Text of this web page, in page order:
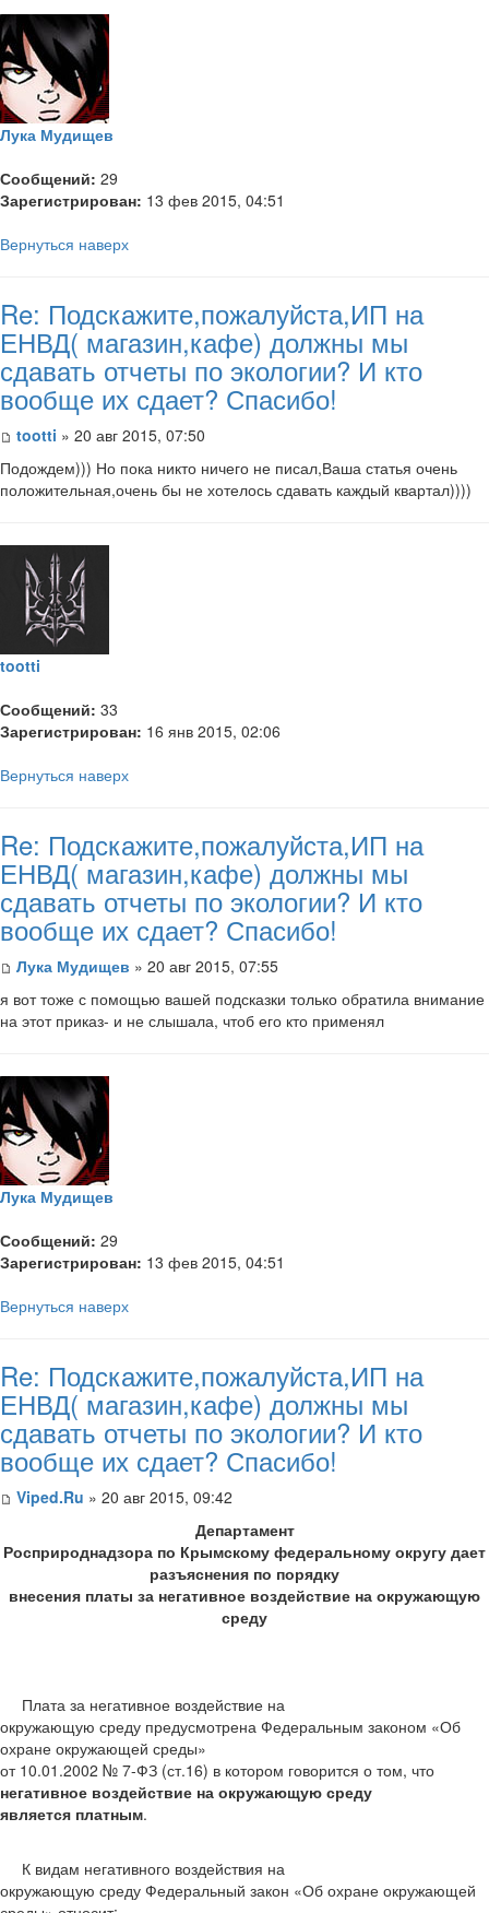
Лука Мудищев
Сообщений: 29
Зарегистрирован: 13 фев 2015, 04:51
Вернуться наверх
Re: Подскажите,пожалуйста,ИП на
ЕНВД( магазин,кафе) должны мы
сдавать отчеты по экологии? И кто
вообще их сдает? Спасибо!
tootti » 20 авг 2015, 07:50
Подождем))) Но пока никто ничего не писал,Ваша статья очень
положительная,очень бы не хотелось сдавать каждый квартал))))
tootti
Сообщений: 33
Зарегистрирован: 16 янв 2015, 02:06
Вернуться наверх
Re: Подскажите,пожалуйста,ИП на
ЕНВД( магазин,кафе) должны мы
сдавать отчеты по экологии? И кто
вообще их сдает? Спасибо!
Лука Мудищев » 20 авг 2015, 07:55
я вот тоже с помощью вашей подсказки только обратила внимание
на этот приказ- и не слышала, чтоб его кто применял
Лука Мудищев
Сообщений: 29
Зарегистрирован: 13 фев 2015, 04:51
Вернуться наверх
Re: Подскажите,пожалуйста,ИП на
ЕНВД( магазин,кафе) должны мы
сдавать отчеты по экологии? И кто
вообще их сдает? Спасибо!
Viped.Ru » 20 авг 2015, 09:42
Департамент
Росприроднадзора по Крымскому федеральному округу дает
разъяснения по порядку
внесения платы за негативное воздействие на окружающую
среду
Плата за негативное воздействие на
окружающую среду предусмотрена Федеральным законом «Об
охране окружающей среды»
от 10.01.2002 № 7-ФЗ (ст.16) в котором говорится о том, что
негативное воздействие на окружающую среду
является платным.
К видам негативного воздействия на
окружающую среду Федеральный закон «Об охране окружающей